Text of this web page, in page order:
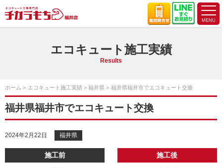
エコキュート施工実績
Results
ホーム エコキュート施工実績 福井県 福井県福井市でエコキュート交換
福井県福井市でエコキュート交換
2024年2月22日 福井県
施工前 施工後